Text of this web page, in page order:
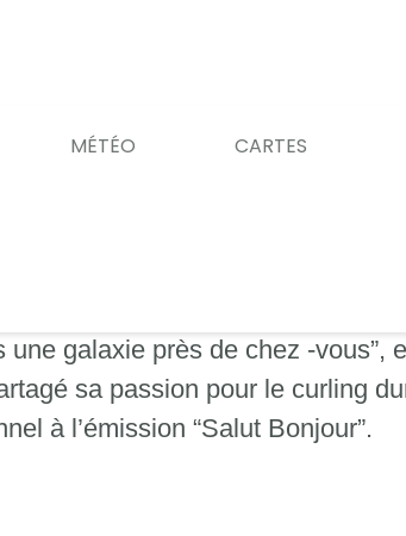
MÉTÉO CARTES
galaxie près de chez -vous”,
sa passion pour le curling
à l’émission “Salut Bonjour”.